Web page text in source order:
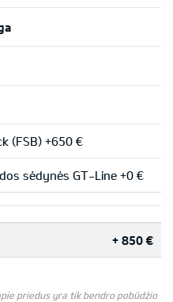
(FSB) +650 €
sėdynės GT-Line +0 €
+ 850 €
priedus yra tik bendro pobūdžio